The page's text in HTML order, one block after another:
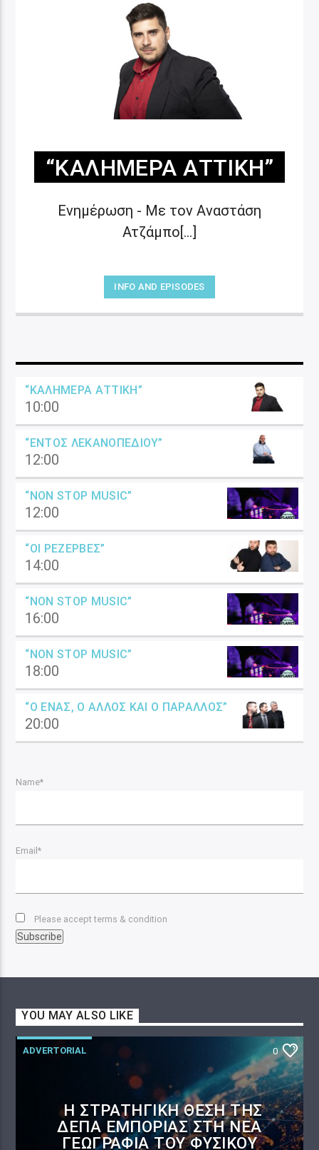
“ΚΑΛΗΜΈΡΑ ΑΤΤΙΚΉ”
Ενημέρωση - Με τον Αναστάση
Ατζάμπο[...]
INFO AND EPISODES
“ΚΑΛΗΜΈΡΑ ΑΤΤΙΚΉ”
10:00
“ΕΝΤΌΣ ΛΕΚΑΝΟΠΕΔΊΟΥ”
12:00
“NON STOP MUSIC”
12:00
“ΟΙ ΡΕΖΈΡΒΕΣ”
14:00
“NON STOP MUSIC”
16:00
“NON STOP MUSIC”
18:00
“Ο ΈΝΑΣ, Ο ΆΛΛΟΣ ΚΑΙ Ο ΠΑΡΆΛΛΟΣ”
20:00
Name*
Email*
Please accept terms & condition
YOU MAY ALSO LIKE
ADVERTORIAL 0
Η ΣΤΡΑΤΗΓΙΚΉ ΘΈΣΗ ΤΗΣ
ΔΕΠΑ ΕΜΠΟΡΊΑΣ ΣΤΗ ΝΈΑ
ΓΕΩΓΡΑΦΊΑ ΤΟΥ ΦΥΣΙΚΟΎ